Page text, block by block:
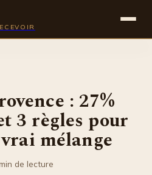
: 27%
3 règles pour
mélange
de lecture